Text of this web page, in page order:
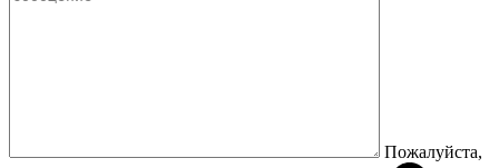
Пожалуйста,